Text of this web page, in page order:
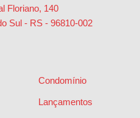
Floriano, 140
Sul - RS - 96810-002
Condomínio
Lançamentos